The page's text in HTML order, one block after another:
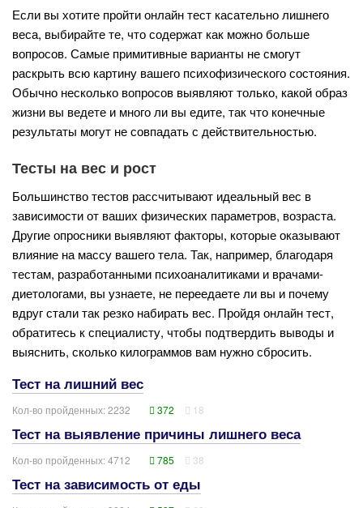
Если вы хотите пройти онлайн тест касательно лишнего
веса, выбирайте те, что содержат как можно больше
вопросов. Самые примитивные варианты не смогут
раскрыть всю картину вашего психофизического состояния.
Обычно несколько вопросов выявляют только, какой образ
жизни вы ведете и много ли вы едите, так что конечные
результаты могут не совпадать с действительностью.
Тесты на вес и рост
Большинство тестов рассчитывают идеальный вес в
зависимости от ваших физических параметров, возраста.
Другие опросники выявляют факторы, которые оказывают
влияние на массу вашего тела. Так, например, благодаря
тестам, разработанными психоаналитиками и врачами-
диетологами, вы узнаете, не переедаете ли вы и почему
вдруг стали так резко набирать вес. Пройдя онлайн тест,
обратитесь к специалисту, чтобы подтвердить выводы и
выяснить, сколько килограммов вам нужно сбросить.
Тест на лишний вес
Кол-во пройденных: 2232 372 18
Тест на выявление причины лишнего веса
Кол-во пройденных: 4712 785 38
Тест на зависимость от еды